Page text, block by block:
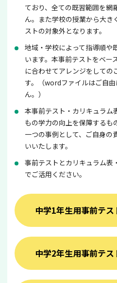
ており、全ての既習範囲を網
ん。また学校の授業から大き
ストの対象外となります。
地域・学校によって指導順や
います。本事前テストをベー
に合わせてアレンジをしての
す。（wordファイルはご自
ん。）
本事前テスト・カリキュラム
もの学力の向上を保障するも
一つの事例として、ご自身の
いいたします。
事前テストとカリキュラム表
でご活用ください。
中学1年生用事前テス
中学2年生用事前テス